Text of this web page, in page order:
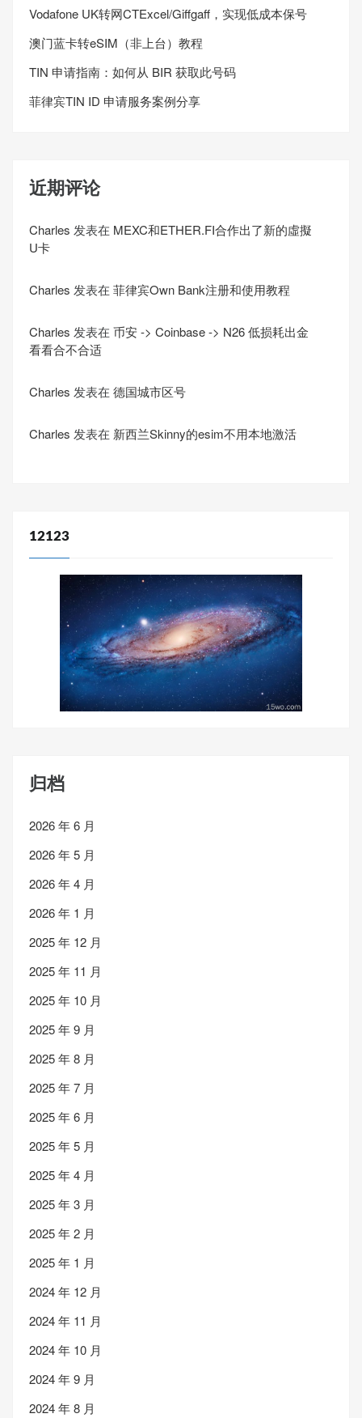
Vodafone UK转网CTExcel/Giffgaff，实现低成本保号
澳门蓝卡转eSIM（非上台）教程
TIN 申请指南：如何从 BIR 获取此号码
菲律宾TIN ID 申请服务案例分享
近期评论
Charles 发表在 MEXC和ETHER.FI合作出了新的虛擬
U卡
Charles 发表在 菲律宾Own Bank注册和使用教程
Charles 发表在 币安 -> Coinbase -> N26 低损耗出金
看看合不合适
Charles 发表在 德国城市区号
Charles 发表在 新西兰Skinny的esim不用本地激活
12123
归档
2026 年 6 月
2026 年 5 月
2026 年 4 月
2026 年 1 月
2025 年 12 月
2025 年 11 月
2025 年 10 月
2025 年 9 月
2025 年 8 月
2025 年 7 月
2025 年 6 月
2025 年 5 月
2025 年 4 月
2025 年 3 月
2025 年 2 月
2025 年 1 月
2024 年 12 月
2024 年 11 月
2024 年 10 月
2024 年 9 月
2024 年 8 月